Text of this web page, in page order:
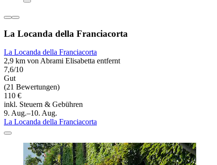
La Locanda della Franciacorta
La Locanda della Franciacorta
2,9 km von Abrami Elisabetta entfernt
7,6/10
Gut
(21 Bewertungen)
110 €
inkl. Steuern & Gebühren
9. Aug.–10. Aug.
La Locanda della Franciacorta